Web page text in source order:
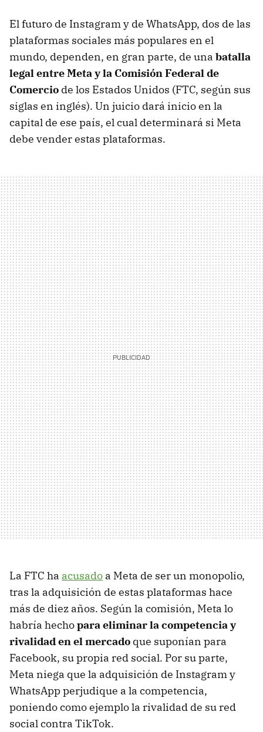
El futuro de Instagram y de WhatsApp, dos de las
plataformas sociales más populares en el
mundo, dependen, en gran parte, de una batalla
legal entre Meta y la Comisión Federal de
Comercio de los Estados Unidos (FTC, según sus
siglas en inglés). Un juicio dará inicio en la
capital de ese país, el cual determinará si Meta
debe vender estas plataformas.
La FTC ha acusado a Meta de ser un monopolio,
tras la adquisición de estas plataformas hace
más de diez años. Según la comisión, Meta lo
habría hechopara eliminar la competencia y
rivalidad en el mercado que suponían para
Facebook, su propia red social. Por su parte,
Meta niega que la adquisición de Instagram y
WhatsApp perjudique a la competencia,
poniendo como ejemplo la rivalidad de su red
social contra TikTok.